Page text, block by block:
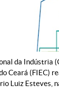
da Indústria
Ceará (FIEC)
Luiz Esteves,